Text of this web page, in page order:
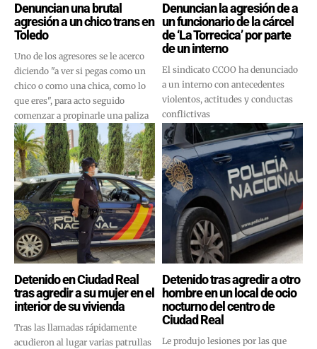
Denuncian una brutal
agresión a un chico trans en
Toledo
Uno de los agresores se le acerco
diciendo "a ver si pegas como un
chico o como una chica, como lo
que eres", para acto seguido
comenzar a propinarle una paliza
Denuncian la agresión de a
un funcionario de la cárcel
de ‘La Torrecica’ por parte
de un interno
El sindicato CCOO ha denunciado
a un interno con antecedentes
violentos, actitudes y conductas
conflictivas
Detenido en Ciudad Real
tras agredir a su mujer en el
interior de su vivienda
Tras las llamadas rápidamente
acudieron al lugar varias patrullas
Detenido tras agredir a otro
hombre en un local de ocio
nocturno del centro de
Ciudad Real
Le produjo lesiones por las que